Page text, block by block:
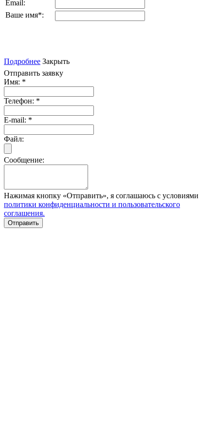
Email:
Ваше имя*:
Подробнее Закрыть
Отправить заявку
Имя: *
Телефон: *
E-mail: *
Файл:
Сообщение:
Нажимая кнопку «Отправить», я соглашаюсь с условиями
политики конфиденциальности и пользовательского
соглашения.
Отправить